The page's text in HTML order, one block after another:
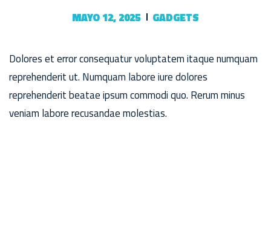
MAYO 12, 2025 GADGETS
Dolores et error consequatur voluptatem itaque numquam
reprehenderit ut. Numquam labore iure dolores
reprehenderit beatae ipsum commodi quo. Rerum minus
veniam labore recusandae molestias.